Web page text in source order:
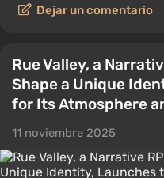
Dejar un comentario
Rue Valley, a
Shape a Unique
for Its Atmosphere
11 noviembre 2025